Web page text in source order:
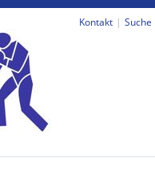
Kontakt Suche